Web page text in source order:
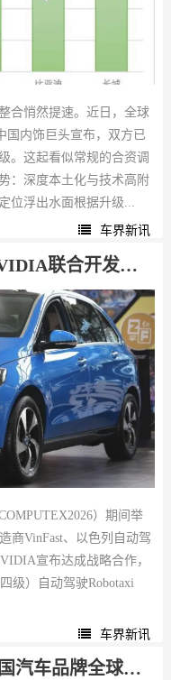
合悄然提速。近日，全球
国内饰巨头宣布，双方已
。这起看似常规的合资调
：深度本土化与技术高附
位浮出水面根据升级...
车界新讯
Agentic AI的L4级Robotaxi
）期间举
商VinFast、以色列自动驾
宣布达成战略合作，
级）自动驾驶Robotaxi
车界新讯
全球化的最后短板